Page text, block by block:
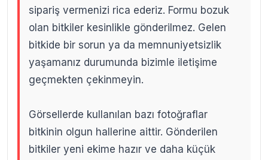
sipariş vermenizi rica ederiz. Formu bozuk
olan bitkiler kesinlikle gönderilmez. Gelen
bitkide bir sorun ya da memnuniyetsizlik
yaşamanız durumunda bizimle iletişime
geçmekten çekinmeyin.
Görsellerde kullanılan bazı fotoğraflar
bitkinin olgun hallerine aittir. Gönderilen
bitkiler yeni ekime hazır ve daha küçük